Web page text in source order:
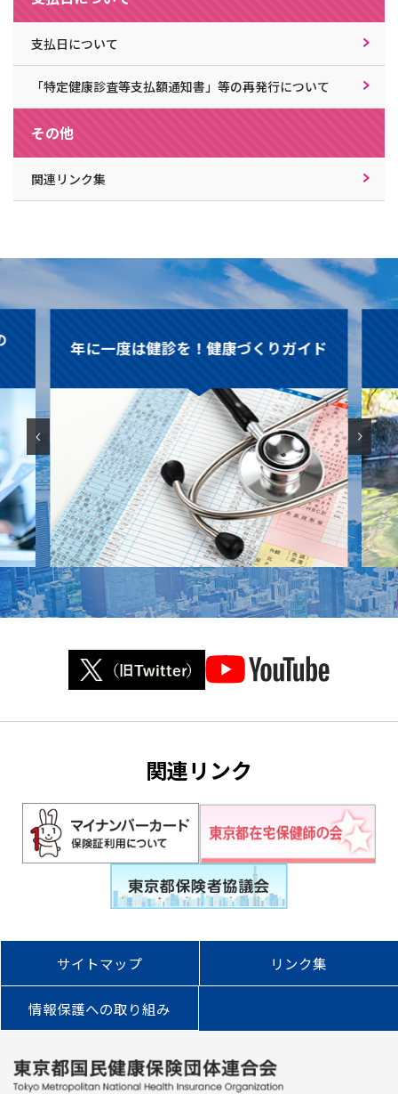
支払日について
「特定健康診査等支払額通知書」等の再発行について
その他
関連リンク集
くりガイド 契約温泉施設のご案内
関連リンク
サイトマップ リンク集
情報保護への取り組み